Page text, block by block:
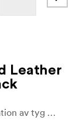
Leather
Dessa påsar är tillverkade av en kombination av tyg och läder. Det tygmaterial som används är ett bomullsliknande nylontyg med hög densitet. Nylonväven är lätt men ändå känd för sin höga hållfasthet. Det är ett mycket tilltalande material eftersom det är flexibelt och har god elasticitet.